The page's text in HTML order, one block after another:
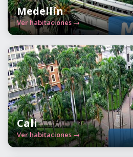
Medellín
Ver habitaciones →
Cali
Ver habitaciones →